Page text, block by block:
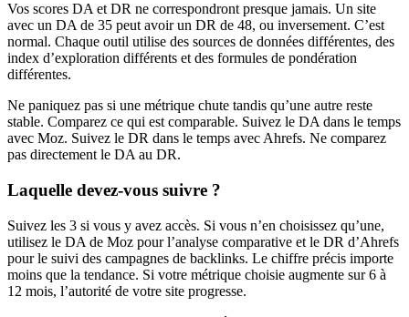
Vos scores DA et DR ne correspondront presque jamais. Un site
avec un DA de 35 peut avoir un DR de 48, ou inversement. C’est
normal. Chaque outil utilise des sources de données différentes, des
index d’exploration différents et des formules de pondération
différentes.
Ne paniquez pas si une métrique chute tandis qu’une autre reste
stable. Comparez ce qui est comparable. Suivez le DA dans le temps
avec Moz. Suivez le DR dans le temps avec Ahrefs. Ne comparez
pas directement le DA au DR.
Laquelle devez-vous suivre ?
Suivez les 3 si vous y avez accès. Si vous n’en choisissez qu’une,
utilisez le DA de Moz pour l’analyse comparative et le DR d’Ahrefs
pour le suivi des campagnes de backlinks. Le chiffre précis importe
moins que la tendance. Si votre métrique choisie augmente sur 6 à
12 mois, l’autorité de votre site progresse.